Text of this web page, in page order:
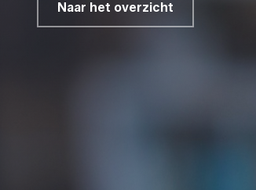
Naar het overzicht